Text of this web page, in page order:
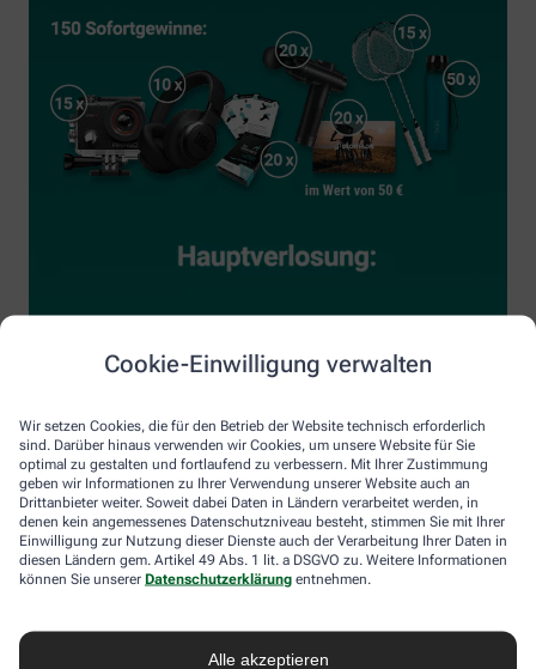
Cookie-Einwilligung verwalten
Wir setzen Cookies, die für den Betrieb der Website technisch erforderlich
sind. Darüber hinaus verwenden wir Cookies, um unsere Website für Sie
optimal zu gestalten und fortlaufend zu verbessern. Mit Ihrer Zustimmung
geben wir Informationen zu Ihrer Verwendung unserer Website auch an
Drittanbieter weiter. Soweit dabei Daten in Ländern verarbeitet werden, in
denen kein angemessenes Datenschutzniveau besteht, stimmen Sie mit Ihrer
Einwilligung zur Nutzung dieser Dienste auch der Verarbeitung Ihrer Daten in
diesen Ländern gem. Artikel 49 Abs. 1 lit. a DSGVO zu. Weitere Informationen
können Sie unserer Datenschutzerklärung entnehmen.
Alle akzeptieren